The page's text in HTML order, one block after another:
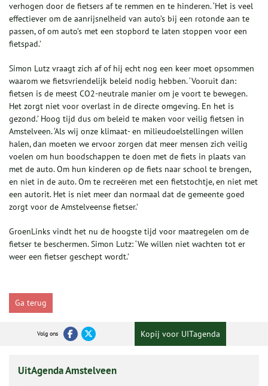
verhogen door de fietsers af te remmen en te hinderen. ‘Het is veel
effectiever om de aanrijsnelheid van auto’s bij een rotonde aan te
passen, of om auto’s met een stopbord te laten stoppen voor een
fietspad.’
Simon Lutz vraagt zich af of hij echt nog een keer moet opsommen
waarom we fietsvriendelijk beleid nodig hebben. ‘Vooruit dan:
fietsen is de meest CO2-neutrale manier om je voort te bewegen.
Het zorgt niet voor overlast in de directe omgeving. En het is
gezond.’ Hoog tijd dus om beleid te maken voor veilig fietsen in
Amstelveen. ‘Als wij onze klimaat- en milieudoelstellingen willen
halen, dan moeten we ervoor zorgen dat meer mensen zich veilig
voelen om hun boodschappen te doen met de fiets in plaats van
met de auto. Om hun kinderen op de fiets naar school te brengen,
en niet in de auto. Om te recreëren met een fietstochtje, en niet met
een autorit. Het is niet meer dan normaal dat de gemeente goed
zorgt voor de Amstelveense fietser.’
GroenLinks vindt het nu de hoogste tijd voor maatregelen om de
fietser te beschermen. Simon Lutz: ‘We willen niet wachten tot er
weer een fietser geschept wordt.’
Ga terug
Volg ons Kopij voor UITagenda
UitAgenda Amstelveen